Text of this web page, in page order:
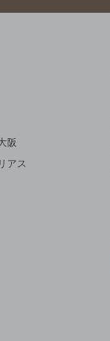
阪
アス